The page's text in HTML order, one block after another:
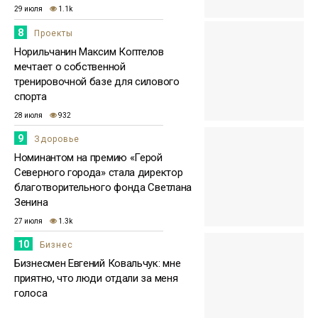
29 июля 1.1k
8 Проекты
Норильчанин Максим Коптелов
мечтает о собственной
тренировочной базе для силового
спорта
28 июля 932
9 Здоровье
Номинантом на премию «Герой
Северного города» стала директор
благотворительного фонда Светлана
Зенина
27 июля 1.3k
10 Бизнес
Бизнесмен Евгений Ковальчук: мне
приятно, что люди отдали за меня
голоса